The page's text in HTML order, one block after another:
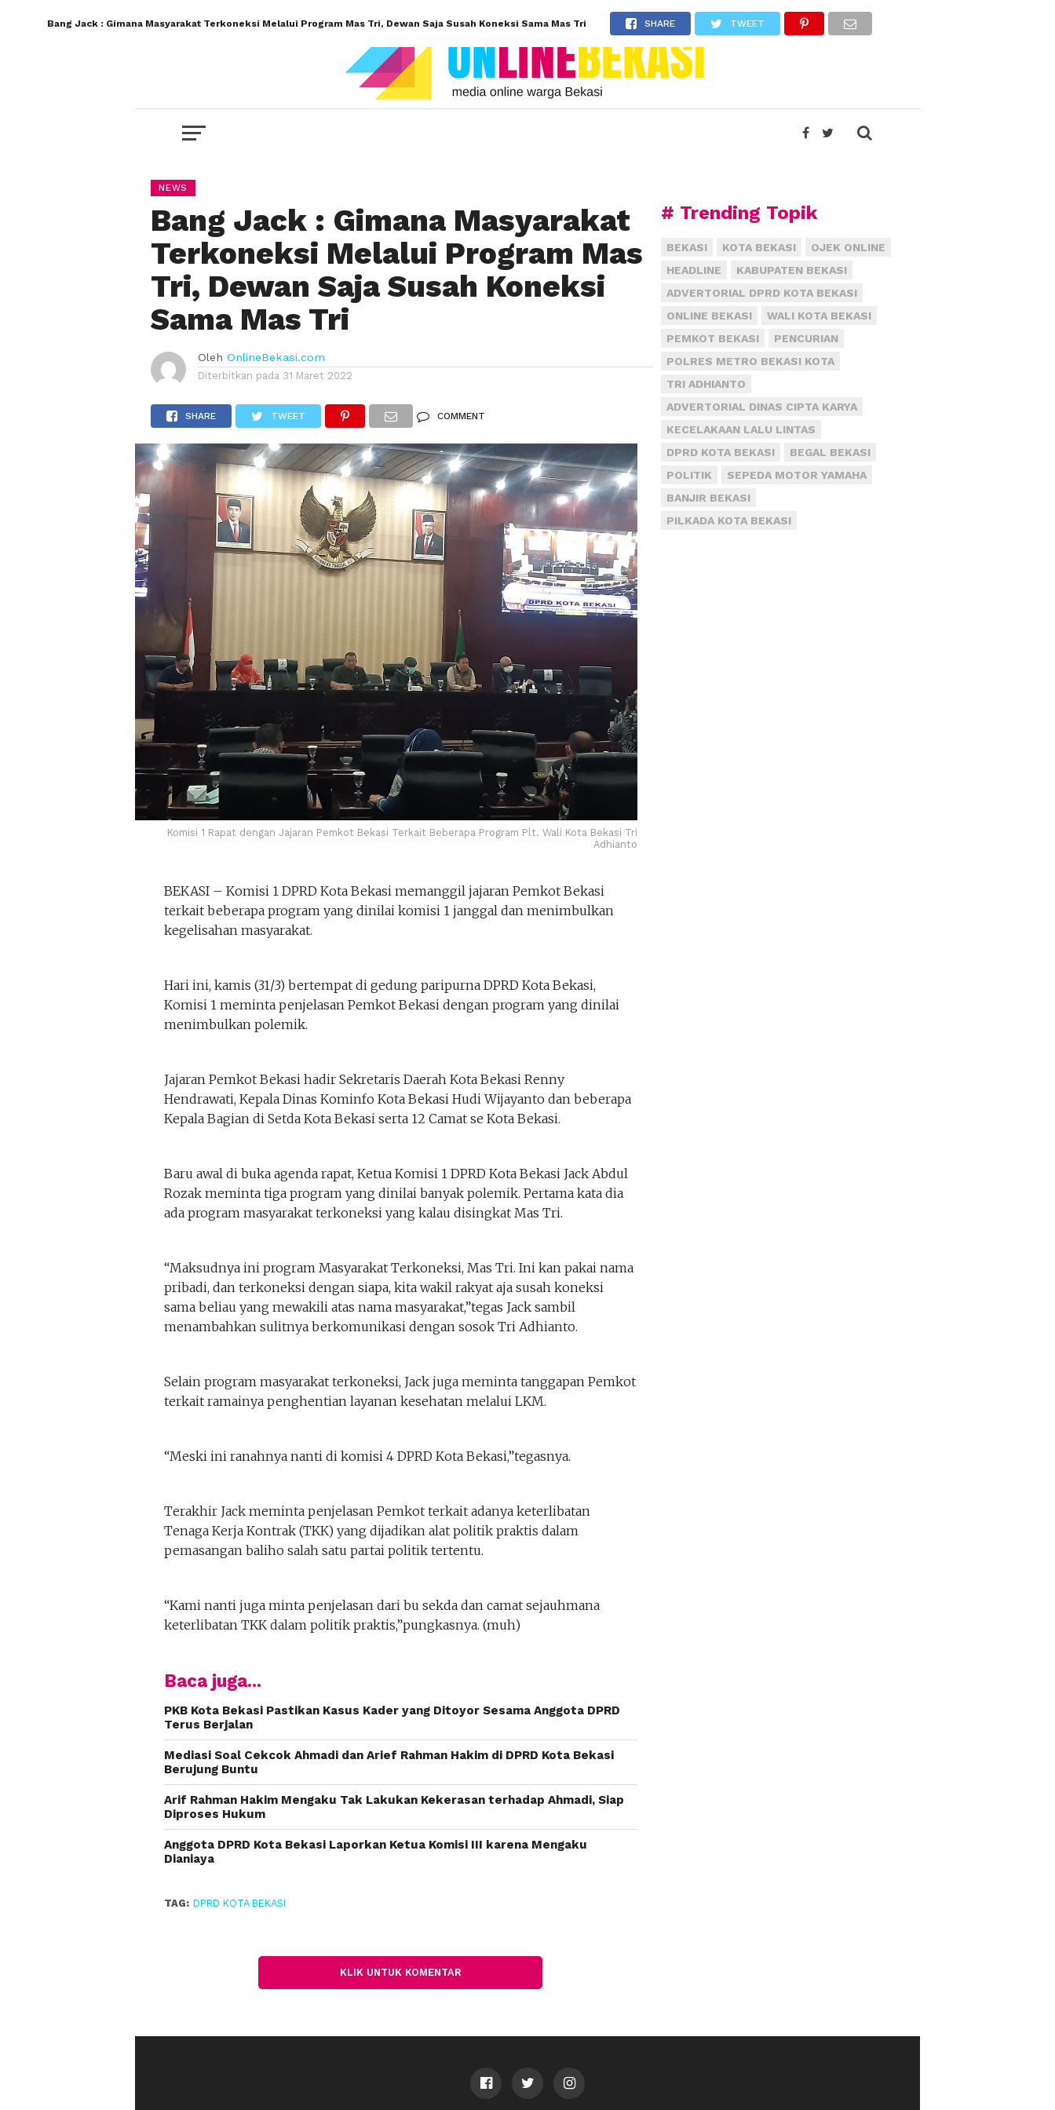
Bang Jack : Gimana Masyarakat Terkoneksi Melalui Program Mas Tri, Dewan Saja Susah Koneksi Sama Mas Tri SHARE TWEET
NEWS
Bang Jack : Gimana Masyarakat
Terkoneksi Melalui Program Mas
Tri, Dewan Saja Susah Koneksi
Sama Mas Tri
Oleh OnlineBekasi.com
Diterbitkan pada 31 Maret 2022
SHARE TWEET COMMENT
Komisi 1 Rapat dengan Jajaran Pemkot Bekasi Terkait Beberapa Program Plt. Wali Kota Bekasi Tri
Adhianto
BEKASI – Komisi 1 DPRD Kota Bekasi memanggil jajaran Pemkot Bekasi
terkait beberapa program yang dinilai komisi 1 janggal dan menimbulkan
kegelisahan masyarakat.
Hari ini, kamis (31/3) bertempat di gedung paripurna DPRD Kota Bekasi,
Komisi 1 meminta penjelasan Pemkot Bekasi dengan program yang dinilai
menimbulkan polemik.
Jajaran Pemkot Bekasi hadir Sekretaris Daerah Kota Bekasi Renny
Hendrawati, Kepala Dinas Kominfo Kota Bekasi Hudi Wijayanto dan beberapa
Kepala Bagian di Setda Kota Bekasi serta 12 Camat se Kota Bekasi.
Baru awal di buka agenda rapat, Ketua Komisi 1 DPRD Kota Bekasi Jack Abdul
Rozak meminta tiga program yang dinilai banyak polemik. Pertama kata dia
ada program masyarakat terkoneksi yang kalau disingkat Mas Tri.
“Maksudnya ini program Masyarakat Terkoneksi, Mas Tri. Ini kan pakai nama
pribadi, dan terkoneksi dengan siapa, kita wakil rakyat aja susah koneksi
sama beliau yang mewakili atas nama masyarakat,”tegas Jack sambil
menambahkan sulitnya berkomunikasi dengan sosok Tri Adhianto.
Selain program masyarakat terkoneksi, Jack juga meminta tanggapan Pemkot
terkait ramainya penghentian layanan kesehatan melalui LKM.
“Meski ini ranahnya nanti di komisi 4 DPRD Kota Bekasi,”tegasnya.
Terakhir Jack meminta penjelasan Pemkot terkait adanya keterlibatan
Tenaga Kerja Kontrak (TKK) yang dijadikan alat politik praktis dalam
pemasangan baliho salah satu partai politik tertentu.
“Kami nanti juga minta penjelasan dari bu sekda dan camat sejauhmana
keterlibatan TKK dalam politik praktis,”pungkasnya. (muh)
Baca juga...
PKB Kota Bekasi Pastikan Kasus Kader yang Ditoyor Sesama Anggota DPRD
Terus Berjalan
Mediasi Soal Cekcok Ahmadi dan Arief Rahman Hakim di DPRD Kota Bekasi
Berujung Buntu
Arif Rahman Hakim Mengaku Tak Lakukan Kekerasan terhadap Ahmadi, Siap
Diproses Hukum
Anggota DPRD Kota Bekasi Laporkan Ketua Komisi III karena Mengaku
Dianiaya
TAG: DPRD KOTA BEKASI
KLIK UNTUK KOMENTAR
# Trending Topik
BEKASI KOTA BEKASI
OJEK ONLINE
HEADLINE
KABUPATEN BEKASI
ADVERTORIAL DPRD KOTA BEKASI
ONLINE BEKASI
WALI KOTA BEKASI
PEMKOT BEKASI
PENCURIAN
POLRES METRO BEKASI KOTA
TRI ADHIANTO
ADVERTORIAL DINAS CIPTA KARYA
KECELAKAAN LALU LINTAS
DPRD KOTA BEKASI
BEGAL BEKASI
POLITIK
SEPEDA MOTOR YAMAHA
BANJIR BEKASI
PILKADA KOTA BEKASI